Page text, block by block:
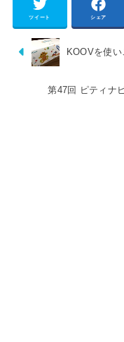
ツイート シェア
KOOVを使
第47回 ピティナ